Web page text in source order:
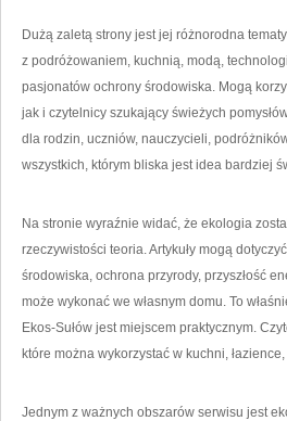
Dużą zaletą strony jest jej różnorodna
z podróżowaniem, kuchnią, modą,
pasjonatów ochrony środowiska. Mogą
jak i czytelnicy szukający świeżych
dla rodzin, uczniów, nauczycieli,
wszystkich, którym bliska jest idea bardziej
Na stronie wyraźnie widać, że ekologia
rzeczywistości teoria. Artykuły mogą
środowiska, ochrona przyrody, przyszłość
może wykonać we własnym domu. To
Ekos-Sułów jest miejscem praktycznym.
które można wykorzystać w kuchni,
Jednym z ważnych obszarów serwisu jest